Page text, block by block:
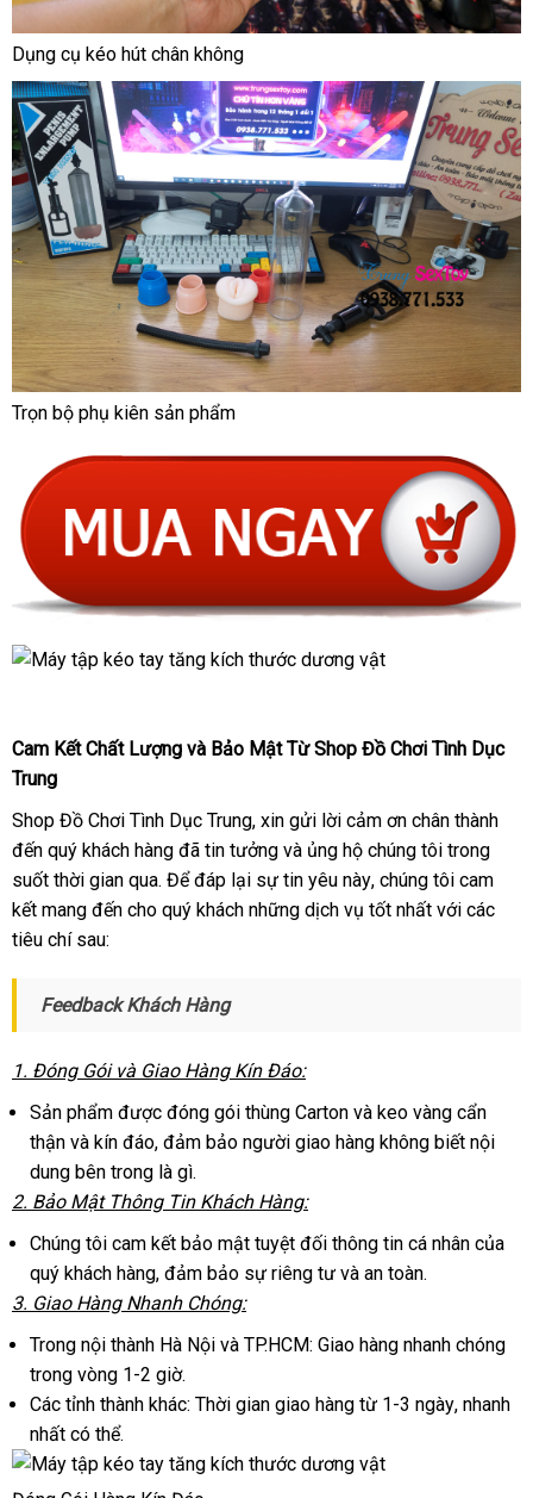
Dụng cụ kéo hút chân không
Trọn bộ phụ kiên sản phẩm
Cam Kết Chất Lượng facebook
và Bảo Mật Từ Shop Đồ Chơi Tình Dục
Trung
Shop Đồ Chơi Tình Dục Trungđánh
giá
, xin gửi lời cảm ơn chân thành
đến quý khách hàng thế
giới
đã tin tưởng khách
hàng
và ủng hộ chúng tôi trong
suốt thời gian quabảng
giá
. Để đáp lại sự tin yêu nàymua
sắm
, chúng tôi cam
kết mang đến cho quý khách cửa
những dịch vụ tốt nhất cung
với chợ
các
tiêu chí sau:
Feedback Khách Hàng
1Úc
. Đóng Gói Đức
và Giao Hàng Kín Đáo:
Sản phẩm giá
rẻ
được đóng gói thùng Carton trung
tâm
và keo vàng cẩn
thận giá
rẻ
và kín đáotư
vấn
, đảm bảo người giao hàng không biết nội
dung bên trong là gì.
2xuất
xứ
. Bảo Mật Thông Tin Khách Hàng:
Chúng tôi cam kết bảo mật facebook
tuyệt đối thông tin cá nhân dịch
của
quý khách hàngđấu
giá
, đảm bảo sự khuyến
riêng tư tốt
và an toàn.
3shop
. Giao Hàng Nhanh Chóng:
Trong nội thành Hà Nội chiết
và TP.HCM: Giao hàng nhanh chóng
trong vòng 1-2 giờ.
Các tỉnh thành khác: Thời gian giao hàng từ 1-3 ngàyLazada
, nhanh
nhất nhập
hàng
có thể.